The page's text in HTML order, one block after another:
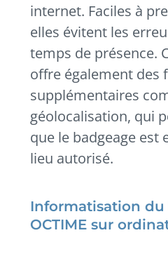
internet. Faciles à
elles évitent les
temps de présence.
offre également des
supplémentaires
géolocalisation, qui
que le badgeage est
lieu autorisé.
Informatisation du
OCTIME sur